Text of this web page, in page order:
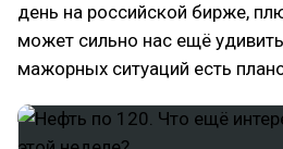
день на российской бирже,
может сильно нас ещё
мажорных ситуаций есть